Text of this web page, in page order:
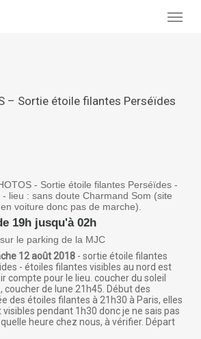
– Sortie étoile filantes Perséïdes
- Sortie étoile filantes Perséïdes -
lieu : sans doute Charmand Som (site
voiture donc pas de marche).
19h jusqu'à 02h
le parking de la MJC
12 août 2018 - sortie étoile filantes
- étoiles filantes visibles au nord est
compte pour le lieu. coucher du soleil
coucher de lune 21h45. Début des
des étoiles filantes à 21h30 à Paris, elles
visibles pendant 1h30 donc je ne sais pas
heure chez nous, à vérifier. Départ